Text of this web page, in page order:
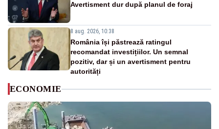
Avertisment dur după planul de foraj
8 aug. 2026, 10:38
România își păstrează ratingul
recomandat investițiilor. Un semnal
pozitiv, dar și un avertisment pentru
autorități
ECONOMIE